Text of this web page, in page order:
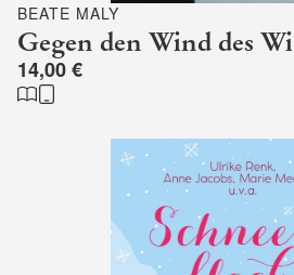
BEATE MALY
Gegen den Wind des
14,00 €